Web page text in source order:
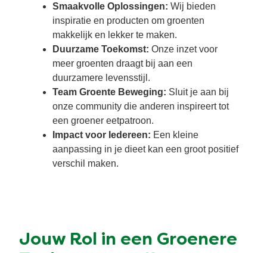
Smaakvolle Oplossingen: Wij bieden
inspiratie en producten om groenten
makkelijk en lekker te maken.
Duurzame Toekomst: Onze inzet voor
meer groenten draagt bij aan een
duurzamere levensstijl.
Team Groente Beweging: Sluit je aan bij
onze community die anderen inspireert tot
een groener eetpatroon.
Impact voor Iedereen: Een kleine
aanpassing in je dieet kan een groot positief
verschil maken.
Jouw Rol in een Groenere